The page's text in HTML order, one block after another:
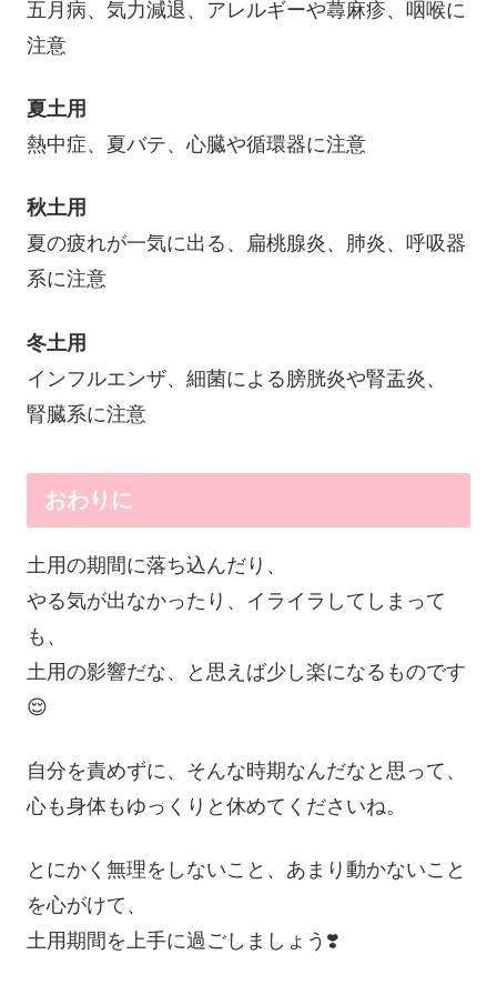
五月病、気力減退、アレルギーや蕁麻疹、咽喉に
注意
夏土用
熱中症、夏バテ、心臓や循環器に注意
秋土用
夏の疲れが一気に出る、扁桃腺炎、肺炎、 呼吸器
系に注意
冬土用
インフルエンザ、 細菌による膀胱炎や腎盂炎、
腎臓系に注意
おわりに
土用の期間に落ち込んだり、
やる気が出なかったり、イライラしてしまって
も、
土用の影響だな、と思えば少し楽になるものです
😌
自分を責めずに、そんな時期なんだなと思って、
心も身体もゆっくりと休めてくださいね。
とにかく無理をしないこと、あまり動かないこと
を心がけて、
土用期間を上手に過ごしましょう❣️